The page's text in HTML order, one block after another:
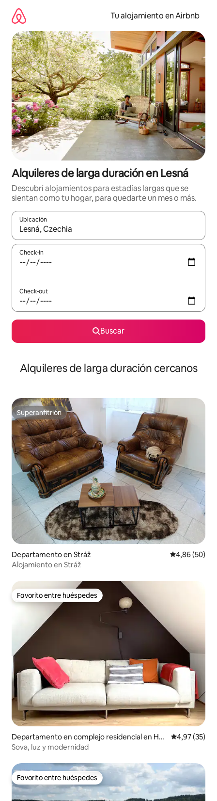
contenido
Tu alojamiento en Airbnb
Alquileres de larga duración en Lesná
Descubrí alojamientos para estadías largas que se
sientan como tu hogar, para quedarte un mes o más.
Ubicación
Cuando los resultados estén disponibles, navegá con las
Check-in
Check-out
Buscar
Alquileres de larga duración cercanos
Superanfitrión
Superanfitrión
Departamento en Stráž Calificación
4,86 (50)
Alojamiento en Stráž
Favorito entre huéspedes
Favorito entre huéspedes
Departamento en complejo residencial en Hoš
ťka
Calificación
4,97 (35)
Sova, luz y modernidad
Favorito entre huéspedes
Favorito entre huéspedes